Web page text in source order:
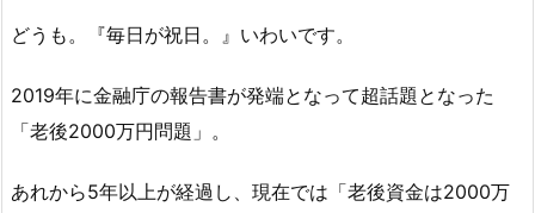
どうも。『毎日が祝日。』いわいです。
2019年に金融庁の報告書が発端となって超話題となった
「老後2000万円問題」。
あれから5年以上が経過し、現在では「老後資金は2000万